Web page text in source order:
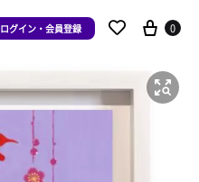
ログイン・会員登録 0